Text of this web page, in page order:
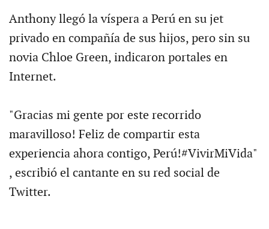
Anthony llegó la víspera a Perú en su jet
privado en compañía de sus hijos, pero sin su
novia Chloe Green, indicaron portales en
Internet.
"Gracias mi gente por este recorrido
maravilloso! Feliz de compartir esta
experiencia ahora contigo, Perú!#VivirMiVida"
, escribió el cantante en su red social de
Twitter.